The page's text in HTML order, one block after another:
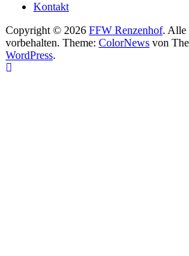
Kontakt
Copyright © 2026 FFW Renzenhof. Alle
vorbehalten. Theme: ColorNews von
WordPress.